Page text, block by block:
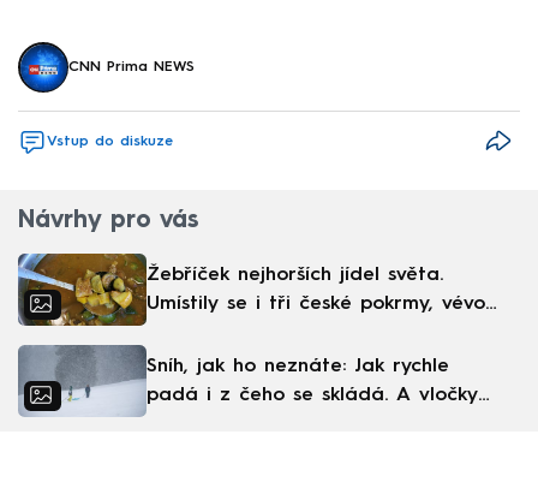
CNN Prima NEWS
Vstup do diskuze
Návrhy pro vás
Žebříček nejhorších jídel světa.
Umístily se i tři české pokrmy, vévodí
Sníh, jak ho neznáte: Jak rychle
padá i z čeho se skládá. A vločky